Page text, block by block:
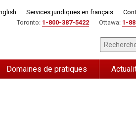
Services juridiques en français
Toronto: 1-800-387-5422 Ottawa: 1-
Domaines de pratiques